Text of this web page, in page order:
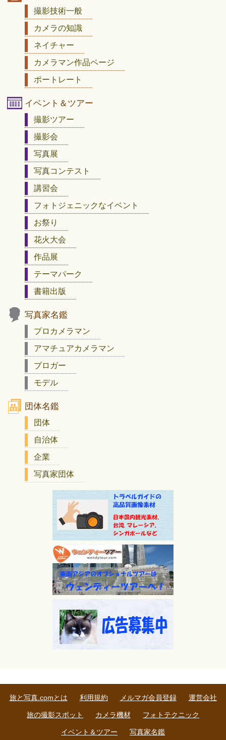
撮影技術一般
カメラの知識
ネイチャー
カメラマン作品ページ
ポートレート
イベント＆ツアー
撮影ツアー
撮影会
写真展
写真コンテスト
講習会
フォトジェニックなイベント
お祭り
花火大会
作品展
テーマパーク
書籍出版
写真家名鑑
プロカメラマン
アマチュアカメラマン
ブロガー
モデル
団体名鑑
団体
自治体
企業
写真家団体
旅と写真.comとは 利用規約 メルマガ会員登録 運営会社
旅の撮影スポット カメラ機材 フォトテクニック
イベント＆ツアー 写真家名鑑